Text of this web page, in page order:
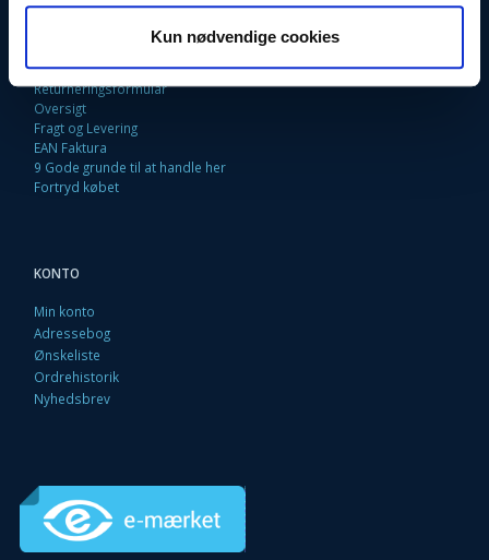
Kun nødvendige cookies
Firma profil
Loyalitetsrabat. Rabat til faste kunder
Returneringsformular
Oversigt
Fragt og Levering
EAN Faktura
9 Gode grunde til at handle her
Fortryd købet
KONTO
Min konto
Adressebog
Ønskeliste
Ordrehistorik
Nyhedsbrev